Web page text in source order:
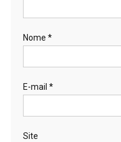
Nome *
E-mail *
Site